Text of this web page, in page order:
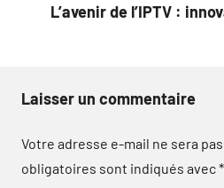
L’avenir de l’IPTV :
Laisser un commentaire
Votre adresse e-mail ne sera
obligatoires sont indiqués avec*